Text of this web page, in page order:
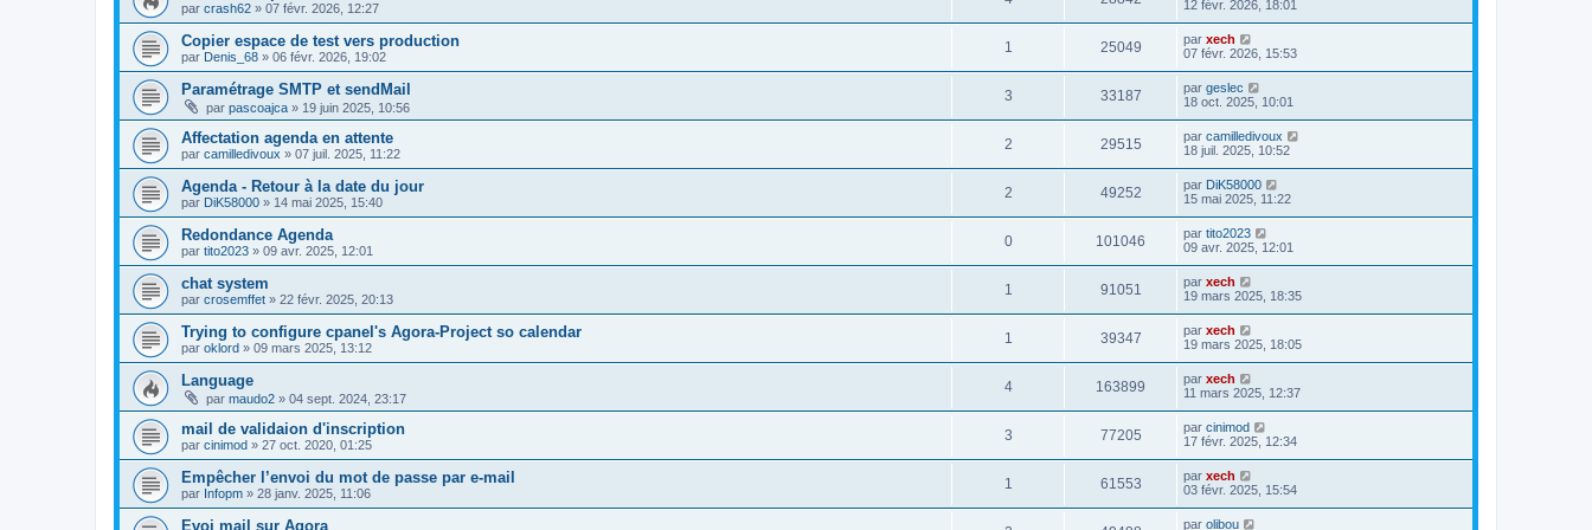
par crash62 » 07 févr. 2026, 12:27
12 févr. 2026, 18:01
Copier espace de test vers production
par Denis_68 » 06 févr. 2026, 19:02
1 25049 par xech
07 févr. 2026, 15:53
Paramétrage SMTP et sendMail
par pascoajca » 19 juin 2025, 10:56
3 33187 par geslec
18 oct. 2025, 10:01
Affectation agenda en attente
par camilledivoux » 07 juil. 2025, 11:22
2 29515 par camilledivoux
18 juil. 2025, 10:52
Agenda - Retour à la date du jour
par DiK58000 » 14 mai 2025, 15:40
2 49252 par DiK58000
15 mai 2025, 11:22
Redondance Agenda
par tito2023 » 09 avr. 2025, 12:01
0 101046 par tito2023
09 avr. 2025, 12:01
chat system
par crosemffet » 22 févr. 2025, 20:13
1 91051 par xech
19 mars 2025, 18:35
Trying to configure cpanel's Agora-Project so calendar
par oklord » 09 mars 2025, 13:12
1 39347 par xech
19 mars 2025, 18:05
Language
par maudo2 » 04 sept. 2024, 23:17
4 163899 par xech
11 mars 2025, 12:37
mail de validaion d'inscription
par cinimod » 27 oct. 2020, 01:25
3 77205 par cinimod
17 févr. 2025, 12:34
Empêcher l’envoi du mot de passe par e-mail
par Infopm » 28 janv. 2025, 11:06
1 61553 par xech
03 févr. 2025, 15:54
Evoi mail sur Agora par olibou